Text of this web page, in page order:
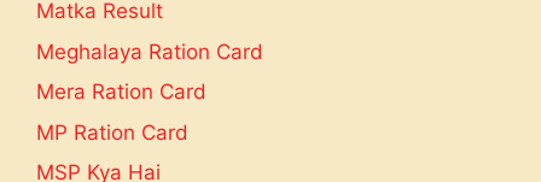
Matka Result
Meghalaya Ration Card
Mera Ration Card
MP Ration Card
MSP Kya Hai